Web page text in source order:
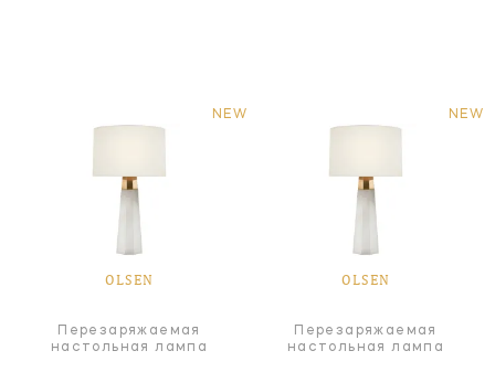
NEW
OLSEN
Перезаряжаемая
настольная лампа
NEW
OLSEN
Перезаряжаемая
настольная лампа